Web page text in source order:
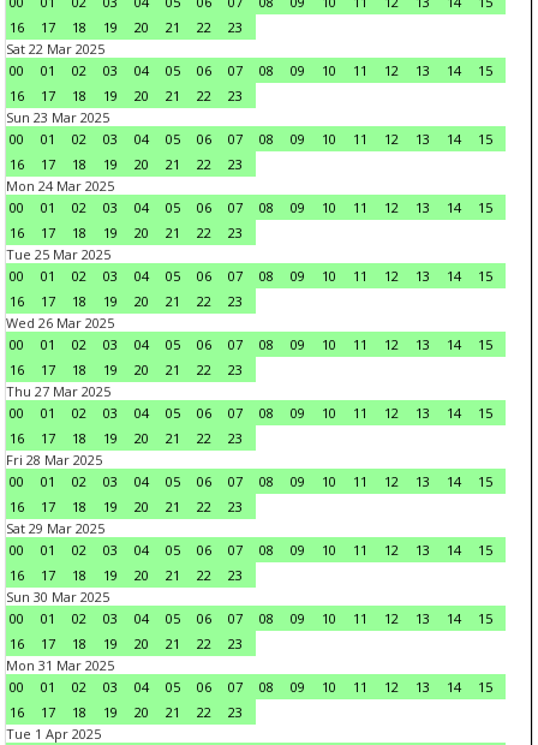
16
17 18 19 20 21 22
23
Sat 22 Mar 2025
00
01 02 03 04 05 06 07 08 09 10 11 12 13 14
15
16
17 18 19 20 21 22
23
Sun 23 Mar 2025
00
01 02 03 04 05 06 07 08 09 10 11 12 13 14
15
16
17 18 19 20 21 22
23
Mon 24 Mar 2025
00
01 02 03 04 05 06 07 08 09 10 11 12 13 14
15
16
17 18 19 20 21 22
23
Tue 25 Mar 2025
00
01 02 03 04 05 06 07 08 09 10 11 12 13 14
15
16
17 18 19 20 21 22
23
Wed 26 Mar 2025
00
01 02 03 04 05 06 07 08 09 10 11 12 13 14
15
16
17 18 19 20 21 22
23
Thu 27 Mar 2025
00
01 02 03 04 05 06 07 08 09 10 11 12 13 14
15
16
17 18 19 20 21 22
23
Fri 28 Mar 2025
00
01 02 03 04 05 06 07 08 09 10 11 12 13 14
15
16
17 18 19 20 21 22
23
Sat 29 Mar 2025
00
01 02 03 04 05 06 07 08 09 10 11 12 13 14
15
16
17 18 19 20 21 22
23
Sun 30 Mar 2025
00
01 02 03 04 05 06 07 08 09 10 11 12 13 14
15
16
17 18 19 20 21 22
23
Mon 31 Mar 2025
00
01 02 03 04 05 06 07 08 09 10 11 12 13 14
15
16
17 18 19 20 21 22
23
Tue 1 Apr 2025